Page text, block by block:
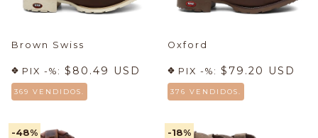
Brown Swiss
PIX -%: $80.49 USD
369 VENDIDOS.
Oxford
PIX -%: $79.20 USD
376 VENDIDOS.
-48% -18%